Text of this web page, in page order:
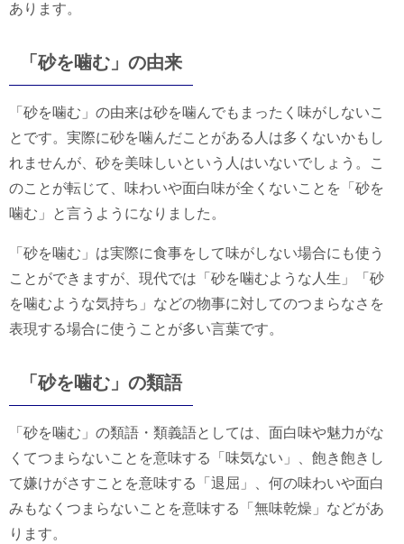
あります。
「砂を噛む」の由来
「砂を噛む」の由来は砂を噛んでもまったく味がしないこ
とです。実際に砂を噛んだことがある人は多くないかもし
れませんが、砂を美味しいという人はいないでしょう。こ
のことが転じて、味わいや面白味が全くないことを「砂を
噛む」と言うようになりました。
「砂を噛む」は実際に食事をして味がしない場合にも使う
ことができますが、現代では「砂を噛むような人生」「砂
を噛むような気持ち」などの物事に対してのつまらなさを
表現する場合に使うことが多い言葉です。
「砂を噛む」の類語
「砂を噛む」の類語・類義語としては、面白味や魅力がな
くてつまらないことを意味する「味気ない」、飽き飽きし
て嫌けがさすことを意味する「退屈」、何の味わいや面白
みもなくつまらないことを意味する「無味乾燥」などがあ
ります。